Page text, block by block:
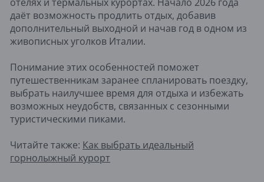
даёт возможность продлить отдых, добавив
дополнительный выходной и начав год в одном из
живописных уголков Италии.
Понимание этих особенностей поможет
путешественникам заранее спланировать поездку,
выбрать наилучшее время для отдыха и избежать
возможных неудобств, связанных с сезонными
туристическими пиками.
Читайте также: Как выбрать идеальный
горнолыжный курорт